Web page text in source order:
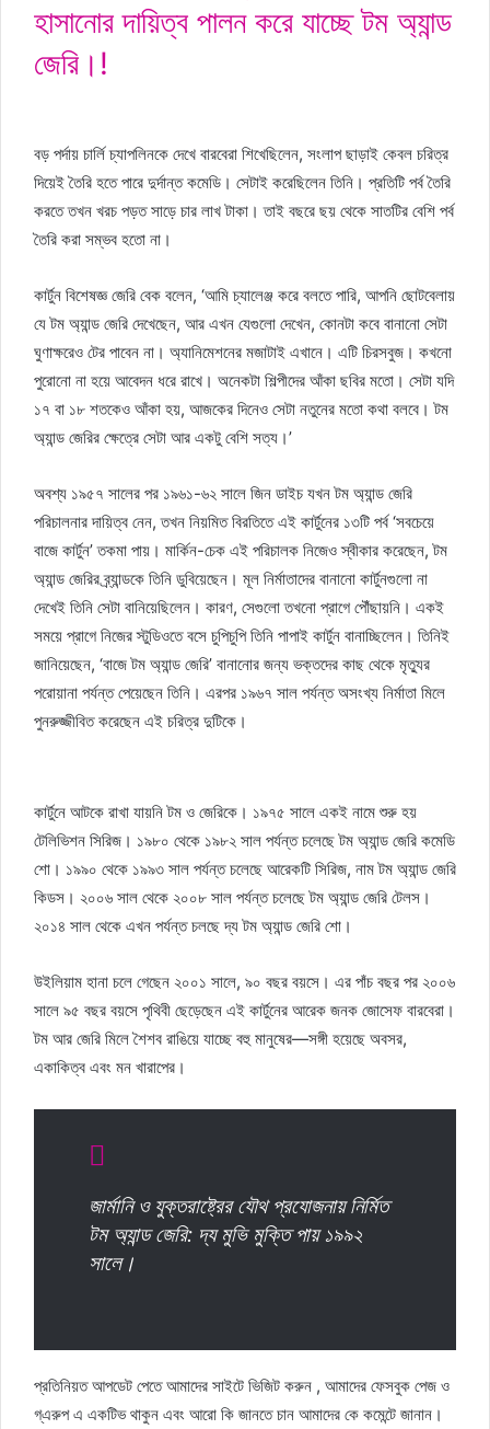
হাসানোর দায়িত্ব পালন করে যাচ্ছে টম অ্যান্ড
জেরি।!
বড় পর্দায় চার্লি চ্যাপলিনকে দেখে বারবেরা শিখেছিলেন, সংলাপ ছাড়াই কেবল চরিত্র
দিয়েই তৈরি হতে পারে দুর্দান্ত কমেডি। সেটাই করেছিলেন তিনি। প্রতিটি পর্ব তৈরি
করতে তখন খরচ পড়ত সাড়ে চার লাখ টাকা। তাই বছরে ছয় থেকে সাতটির বেশি পর্ব
তৈরি করা সম্ভব হতো না।
কার্টুন বিশেষজ্ঞ জেরি বেক বলেন, ‘আমি চ্যালেঞ্জ করে বলতে পারি, আপনি ছোটবেলায়
যে টম অ্যান্ড জেরি দেখেছেন, আর এখন যেগুলো দেখেন, কোনটা কবে বানানো সেটা
ঘুণাক্ষরেও টের পাবেন না। অ্যানিমেশনের মজাটাই এখানে। এটি চিরসবুজ। কখনো
পুরোনো না হয়ে আবেদন ধরে রাখে। অনেকটা শিল্পীদের আঁকা ছবির মতো। সেটা যদি
১৭ বা ১৮ শতকেও আঁকা হয়, আজকের দিনেও সেটা নতুনের মতো কথা বলবে। টম
অ্যান্ড জেরির ক্ষেত্রে সেটা আর একটু বেশি সত্য।’
অবশ্য ১৯৫৭ সালের পর ১৯৬১-৬২ সালে জিন ডাইচ যখন টম অ্যান্ড জেরি
পরিচালনার দায়িত্ব নেন, তখন নিয়মিত বিরতিতে এই কার্টুনের ১৩টি পর্ব ‘সবচেয়ে
বাজে কার্টুন’ তকমা পায়। মার্কিন-চেক এই পরিচালক নিজেও স্বীকার করেছেন, টম
অ্যান্ড জেরির ব্র্যান্ডকে তিনি ডুবিয়েছেন। মূল নির্মাতাদের বানানো কার্টুনগুলো না
দেখেই তিনি সেটা বানিয়েছিলেন। কারণ, সেগুলো তখনো প্রাগে পৌঁছায়নি। একই
সময়ে প্রাগে নিজের স্টুডিওতে বসে চুপিচুপি তিনি পাপাই কার্টুন বানাচ্ছিলেন। তিনিই
জানিয়েছেন, ‘বাজে টম অ্যান্ড জেরি’ বানানোর জন্য ভক্তদের কাছ থেকে মৃত্যুর
পরোয়ানা পর্যন্ত পেয়েছেন তিনি। এরপর ১৯৬৭ সাল পর্যন্ত অসংখ্য নির্মাতা মিলে
পুনরুজ্জীবিত করেছেন এই চরিত্র দুটিকে।
কার্টুনে আটকে রাখা যায়নি টম ও জেরিকে। ১৯৭৫ সালে একই নামে শুরু হয়
টেলিভিশন সিরিজ। ১৯৮০ থেকে ১৯৮২ সাল পর্যন্ত চলেছে টম অ্যান্ড জেরি কমেডি
শো। ১৯৯০ থেকে ১৯৯৩ সাল পর্যন্ত চলেছে আরেকটি সিরিজ, নাম টম অ্যান্ড জেরি
কিডস। ২০০৬ সাল থেকে ২০০৮ সাল পর্যন্ত চলেছে টম অ্যান্ড জেরি টেলস।
২০১৪ সাল থেকে এখন পর্যন্ত চলছে দ্য টম অ্যান্ড জেরি শো।
উইলিয়াম হানা চলে গেছেন ২০০১ সালে, ৯০ বছর বয়সে। এর পাঁচ বছর পর ২০০৬
সালে ৯৫ বছর বয়সে পৃথিবী ছেড়েছেন এই কার্টুনের আরেক জনক জোসেফ বারবেরা।
টম আর জেরি মিলে শৈশব রাঙিয়ে যাচ্ছে বহু মানুষের—সঙ্গী হয়েছে অবসর,
একাকিত্ব এবং মন খারাপের।
জার্মানি ও যুক্তরাষ্ট্রের যৌথ প্রযোজনায় নির্মিত
টম অ্যান্ড জেরি: দ্য মুভি মুক্তি পায় ১৯৯২
সালে।
প্রতিনিয়ত আপডেট পেতে আমাদের সাইটে ভিজিট করুন , আমাদের ফেসবুক পেজ ও
গ্এরুপ এ একটিভ থাকুন এবং আরো কি জানতে চান আমাদের কে কমেন্টে জানান।